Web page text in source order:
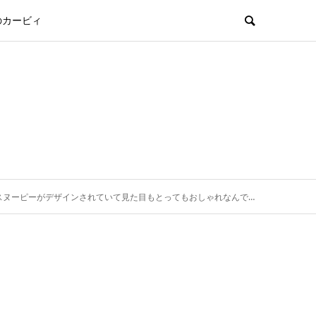
ービィ
ピーがデザインされていて見た目もとってもおしゃれなんです。